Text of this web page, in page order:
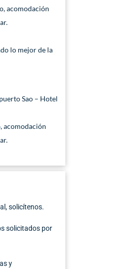
acomodación
lo mejor de la
Sao – Hotel
acomodación
solicítenos.
solicitados por
y